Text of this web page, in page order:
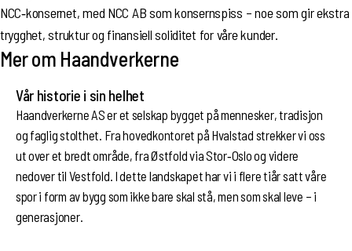
NCC‑konsernet, med NCC AB som konsernspiss – noe som gir ekstra
trygghet, struktur og finansiell soliditet for våre kunder.
Mer om Haandverkerne
Vår historie i sin helhet
Haandverkerne AS er et selskap bygget på mennesker, tradisjon
og faglig stolthet. Fra hovedkontoret på Hvalstad strekker vi oss
ut over et bredt område, fra Østfold via Stor‑Oslo og videre
nedover til Vestfold. I dette landskapet har vi i flere tiår satt våre
spor i form av bygg som ikke bare skal stå, men som skal leve – i
generasjoner.